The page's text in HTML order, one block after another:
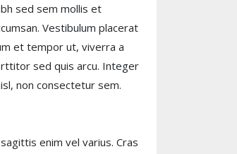
sed sem mollis et
Vestibulum placerat
et tempor ut, viverra a
sed quis arcu. Integer
non consectetur sem.
enim vel varius. Cras